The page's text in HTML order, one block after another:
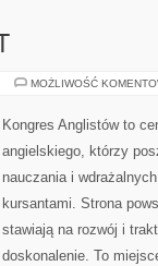
MOŻLIWOŚĆ
Kongres Anglistów to
angielskiego, którzy
nauczania i
kursantami. Strona
stawiają na rozwój i
doskonalenie. To